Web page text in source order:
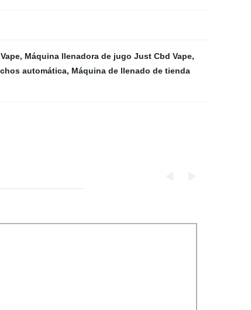
, Máquina llenadora de jugo Just Cbd Vape,
automática, Máquina de llenado de tienda